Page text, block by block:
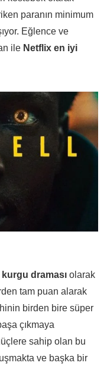
paranın minimum
Eğlence ve
ile Netflix en iyi
kurgu draması olarak
tam puan alarak
birden bire süper
çıkmaya
sahip olan bu
ve başka bir